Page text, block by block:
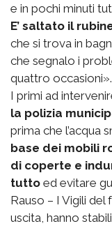
e in pochi minuti
E’ saltato il
che si trova in
che segnalo i
quattro occasioni».
I primi ad
la polizia
prima che l’acqua
base dei mobili
di coperte e
tutto ed evitare
Rauso – I Vigili del
uscita, hanno